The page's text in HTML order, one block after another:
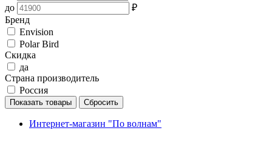
до
₽
Бренд
Envision
Polar Bird
Скидка
да
Страна производитель
Россия
Показать товары Сбросить
Интернет-магазин "По волнам"